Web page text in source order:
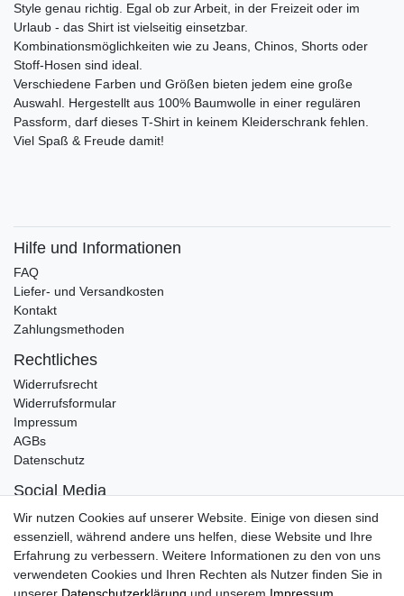
Style genau richtig. Egal ob zur Arbeit, in der Freizeit oder im
Urlaub - das Shirt ist vielseitig einsetzbar.
Kombinationsmöglichkeiten wie zu Jeans, Chinos, Shorts oder
Stoff-Hosen sind ideal.
Verschiedene Farben und Größen bieten jedem eine große
Auswahl. Hergestellt aus 100% Baumwolle in einer regulären
Passform, darf dieses T-Shirt in keinem Kleiderschrank fehlen.
Viel Spaß & Freude damit!
Hilfe und Informationen
FAQ
Liefer- und Versandkosten
Kontakt
Zahlungsmethoden
Rechtliches
Widerrufsrecht
Widerrufsformular
Impressum
AGBs
Datenschutz
Social Media
Instagram
Facebook
Marken
Rieker
Wir nutzen Cookies auf unserer Website. Einige von diesen sind
essenziell, während andere uns helfen, diese Website und Ihre
Erfahrung zu verbessern. Weitere Informationen zu den von uns
verwendeten Cookies und Ihren Rechten als Nutzer finden Sie in